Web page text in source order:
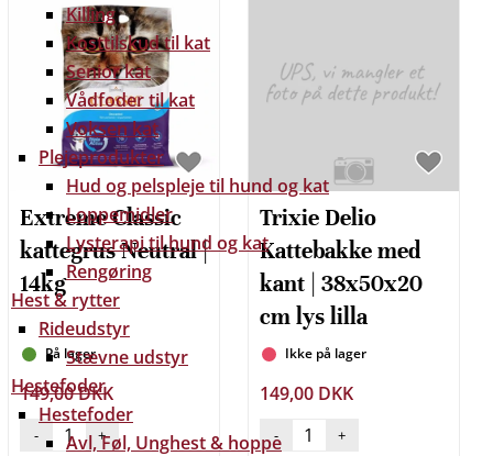
Killing
Kosttilskud til kat
Senior kat
Vådfoder til kat
Voksen kat
Plejeprodukter
Hud og pelspleje til hund og kat
Loppemidler
Lysterapi til hund og kat
Rengøring
Hest & rytter
Rideudstyr
Stævne udstyr
Hestefoder
Hestefoder
Avl, Føl, Unghest & hoppe
Extreme Classic
kattegrus Neutral |
14kg
På lager
149,00 DKK
- +
Trixie Delio
Kattebakke med
kant | 38x50x20
cm lys lilla
Ikke på lager
149,00 DKK
- +